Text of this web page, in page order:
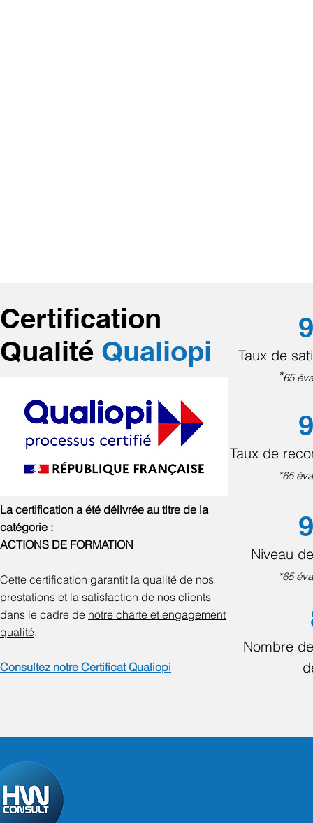
Certification
Qualité Qualiopi
La certification a été délivrée au titre de la
catégorie :
ACTIONS DE FORMATION
Cette certification garantit la qualité de nos
prestations et la satisfaction de nos clients
dans le cadre de notre charte et engagement
qualité.
Consultez notre Certificat Qualiopi
Taux de
*65
Taux de
*65
Niveau
*65
Nombre